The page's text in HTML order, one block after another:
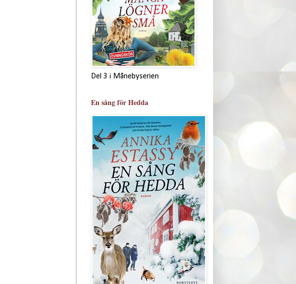
Del 3 i Månebyserien
En sång för Hedda